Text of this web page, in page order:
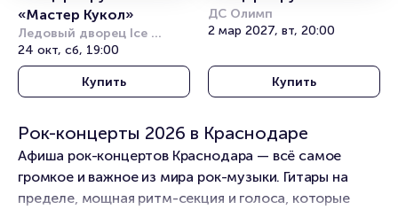
«Мастер Кукол»
Ледовый дворец Ice
Palace
24 окт, сб, 19:00
Купить
ДС Олимп
2 мар 2027, вт, 20:00
Купить
Рок-концерты 2026 в Краснодаре
Афиша рок-концертов Краснодара — всё самое
громкое и важное из мира рок-музыки. Гитары на
пределе, мощная ритм-секция и голоса, которые